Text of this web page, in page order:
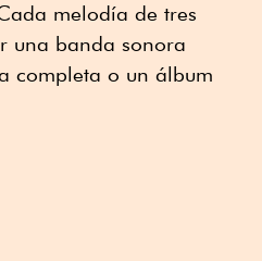
melodía de tres
una banda sonora
completa o un álbum